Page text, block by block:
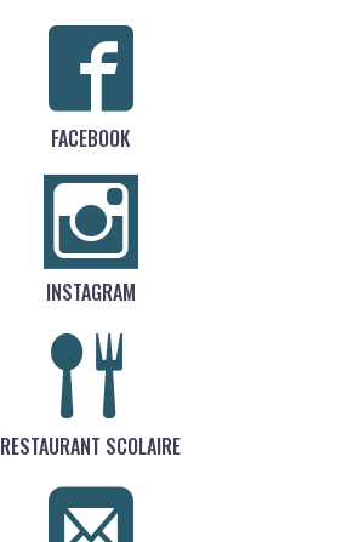
FACEBOOK
INSTAGRAM
RESTAURANT SCOLAIRE